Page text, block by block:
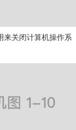
来关闭计算机操作系